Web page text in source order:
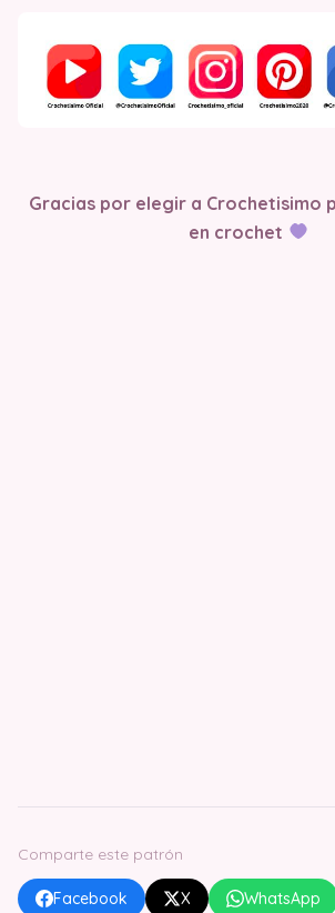
Gracias por elegir a Crochetisimo
en crochet
Comparte este patrón
Facebook X WhatsApp